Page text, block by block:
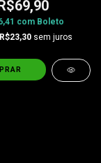
com Boleto
R$23,30 sem juros